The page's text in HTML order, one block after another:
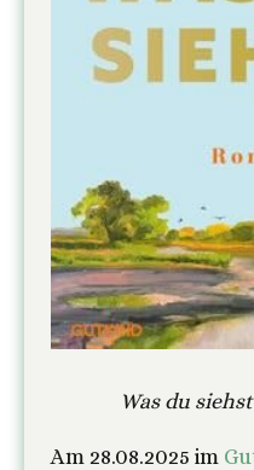
Was du siehst
Am 28.08.2025 im